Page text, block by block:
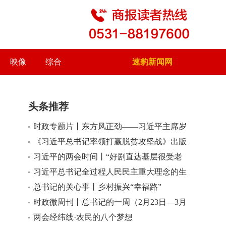
映像 综合 速豹新闻网
大
头条推荐
时政专题片丨东方风正劲——习近平主席岁
末年初会晤多位访华领导人纪实
《习近平总书记率领打赢脱贫攻坚战》出版
发行
习近平的两会时间丨“好剧直达基层很受老
百姓的喜欢”
习近平总书记全过程人民民主重大理念的生
动实践
总书记的关心事丨乡村振兴“幸福路”
时政微周刊丨总书记的一周（2月23日—3月
1日）
两会经纬线·农民的八个梦想